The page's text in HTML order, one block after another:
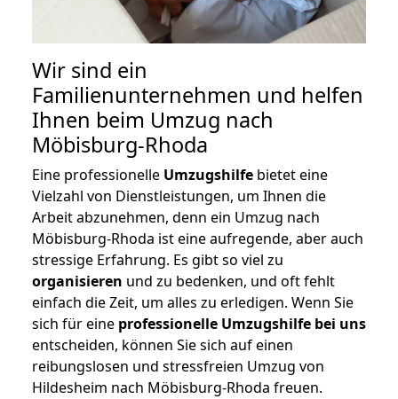
Wir sind ein
Familienunternehmen und helfen
Ihnen beim Umzug nach
Möbisburg-Rhoda
Eine professionelle Umzugshilfe bietet eine
Vielzahl von Dienstleistungen, um Ihnen die
Arbeit abzunehmen, denn ein Umzug nach
Möbisburg-Rhoda ist eine aufregende, aber auch
stressige Erfahrung. Es gibt so viel zu
organisieren und zu bedenken, und oft fehlt
einfach die Zeit, um alles zu erledigen. Wenn Sie
sich für eine professionelle Umzugshilfe bei uns
entscheiden, können Sie sich auf einen
reibungslosen und stressfreien Umzug von
Hildesheim nach Möbisburg-Rhoda freuen.